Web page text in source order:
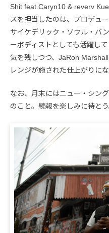
Shit feat.Caryn10 & reverv
スを担当したのは、プロデュ
サイケデリック・ソウル・バ
ーボディストとしても活躍し
気を残しつつ、JaRon
レンジが施された仕上がりにな
なお、月末にはニュー・シン
のこと。続報を楽しみに待とう